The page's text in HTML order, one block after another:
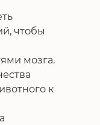
чтобы
мозга.
к